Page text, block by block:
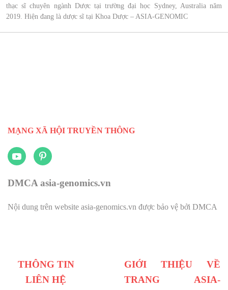
thạc sĩ chuyên ngành Dược tại trường đại học Sydney, Australia năm
2019. Hiện đang là dược sĩ tại Khoa Dược – ASIA-GENOMIC
MẠNG XÃ HỘI TRUYỀN THÔNG
DMCA asia-genomics.vn
Nội dung trên website asia-genomics.vn được bảo vệ bởi DMCA
THÔNG TIN
LIÊN HỆ
GIỚI THIỆU VỀ
TRANG ASIA-